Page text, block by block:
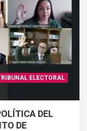
ELECTORAL
DEL
DE